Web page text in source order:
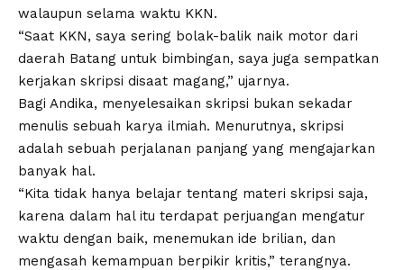
walaupun selama waktu KKN.
“Saat KKN, saya sering bolak-balik naik motor dari
daerah Batang untuk bimbingan, saya juga sempatkan
kerjakan skripsi disaat magang,” ujarnya.
Bagi Andika, menyelesaikan skripsi bukan sekadar
menulis sebuah karya ilmiah. Menurutnya, skripsi
adalah sebuah perjalanan panjang yang mengajarkan
banyak hal.
“Kita tidak hanya belajar tentang materi skripsi saja,
karena dalam hal itu terdapat perjuangan mengatur
waktu dengan baik, menemukan ide brilian, dan
mengasah kemampuan berpikir kritis,” terangnya.